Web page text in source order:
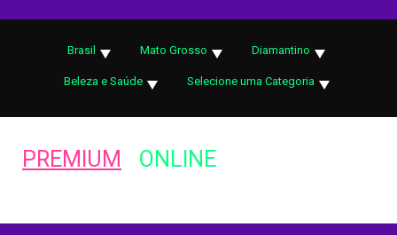
Brasil Mato Grosso Diamantino
Beleza e Saúde Selecione uma Categoria
PREMIUM ONLINE